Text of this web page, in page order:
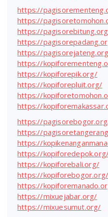
https://
https://
https://
https://
https://
https://
https://kopiforepik.org/
https://kopiforepluit.org/
https://
https://
https://
https://
https://
https://
https://kopiforebali.org/
https://kopiforebogor.org/
https://
https://mixuejabar.org/
https://mixuesumut.org/